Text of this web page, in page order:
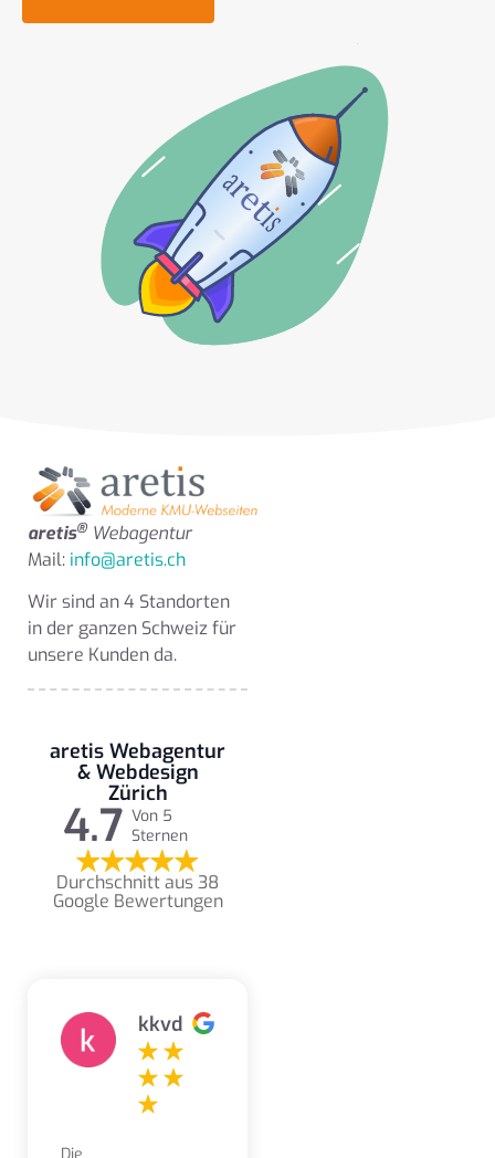
aretis® Webagentur
Mail: info@aretis.ch
Wir sind an 4 Standorten
in der ganzen Schweiz für
unsere Kunden da.
aretis Webagentur
& Webdesign
Zürich
4.7 Von 5
Sternen
Durchschnitt aus 38
Google Bewertungen
kkvd